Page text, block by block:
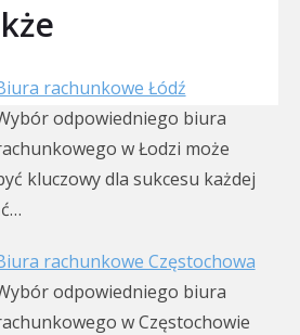
rachunkowe Łódź
odpowiedniego biura
w Łodzi może
kluczowy dla sukcesu każdej
rachunkowe Częstochowa
odpowiedniego biura
w Częstochowie